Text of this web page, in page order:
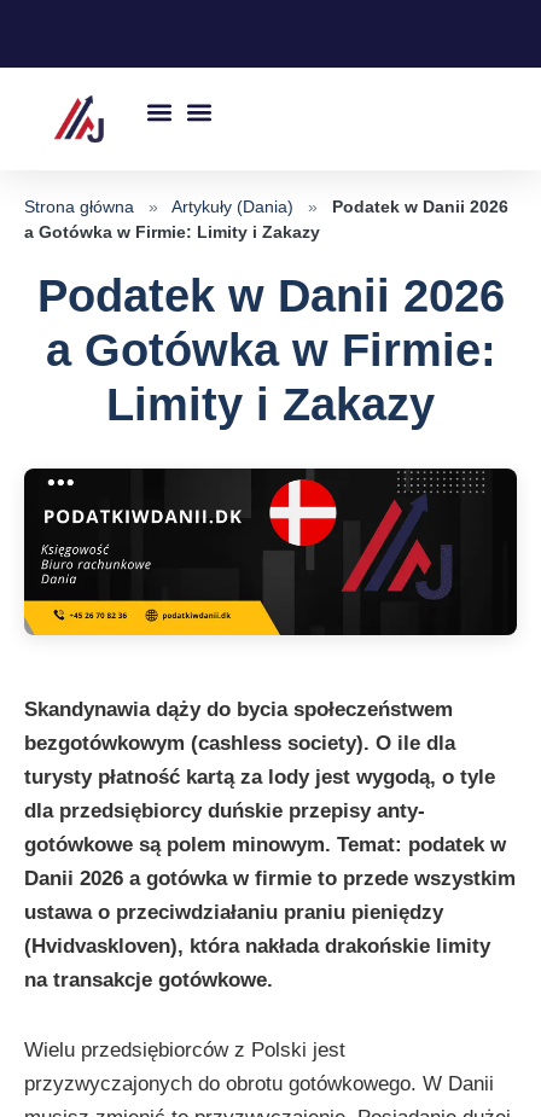
Przejdź
treści
Strona główna » Artykuły (Dania) »
Podatek w Danii 2026
a Gotówka w Firmie: Limity i Zakazy
Podatek w Danii 2026
a Gotówka w Firmie:
Limity i Zakazy
Skandynawia dąży do bycia społeczeństwem
bezgotówkowym (cashless society). O ile dla
turysty płatność kartą za lody jest wygodą, o tyle
dla przedsiębiorcy duńskie przepisy anty-
gotówkowe są polem minowym. Temat: podatek w
Danii 2026 a gotówka w firmie to przede wszystkim
ustawa o przeciwdziałaniu praniu pieniędzy
(Hvidvaskloven), która nakłada drakońskie limity
na transakcje gotówkowe.
Wielu przedsiębiorców z Polski jest
przyzwyczajonych do obrotu gotówkowego. W Danii